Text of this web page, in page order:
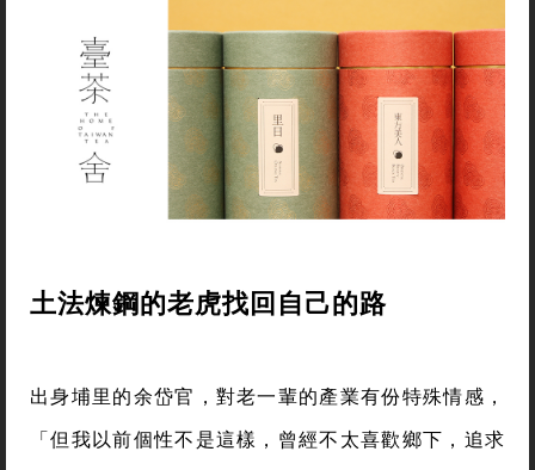
土法煉鋼的老虎找回自己的路
出身埔里的余岱官，對老一輩的產業有份特殊情感，
「但我以前個性不是這樣，曾經不太喜歡鄉下，追求